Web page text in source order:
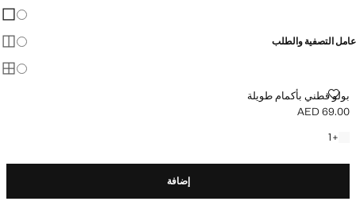
عامل التصفية والطلب
بولو قطني بأكمام طويلة
بولو قطني بأكمام طويلة
السعر الحالي [AED 69.00 ]
AED 69.00
+
1
+ لون آخر
إضافة